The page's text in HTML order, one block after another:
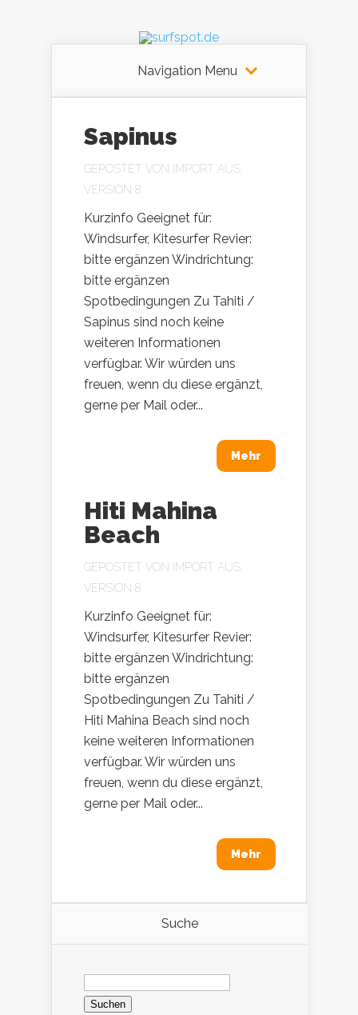
Navigation Menu
Sapinus
GEPOSTET VON
IMPORT AUS
VERSION 8
Kurzinfo Geeignet für:
Windsurfer, Kitesurfer Revier:
bitte ergänzen Windrichtung:
bitte ergänzen
Spotbedingungen Zu Tahiti /
Sapinus sind noch keine
weiteren Informationen
verfügbar. Wir würden uns
freuen, wenn du diese ergänzt,
gerne per Mail oder...
Mehr
Hiti Mahina
Beach
GEPOSTET VON
IMPORT AUS
VERSION 8
Kurzinfo Geeignet für:
Windsurfer, Kitesurfer Revier:
bitte ergänzen Windrichtung:
bitte ergänzen
Spotbedingungen Zu Tahiti /
Hiti Mahina Beach sind noch
keine weiteren Informationen
verfügbar. Wir würden uns
freuen, wenn du diese ergänzt,
gerne per Mail oder...
Mehr
Suche
Suchen
nach: